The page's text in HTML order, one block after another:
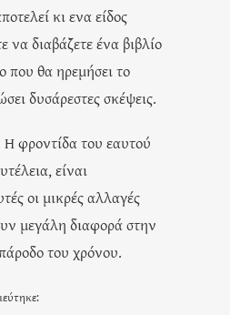
κι ενα είδος
να διαβάζετε ένα βιβλίο
που θα ηρεμήσει το
δυσάρεστες σκέψεις.
Η φροντίδα του εαυτού
είναι
οι μικρές αλλαγές
μεγάλη διαφορά στην
του χρόνου.